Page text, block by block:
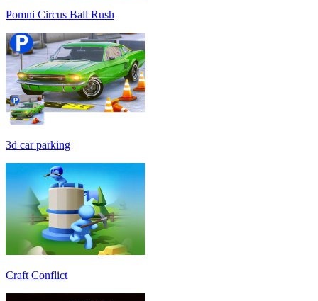
Pomni Circus Ball Rush
3d car parking
Craft Conflict